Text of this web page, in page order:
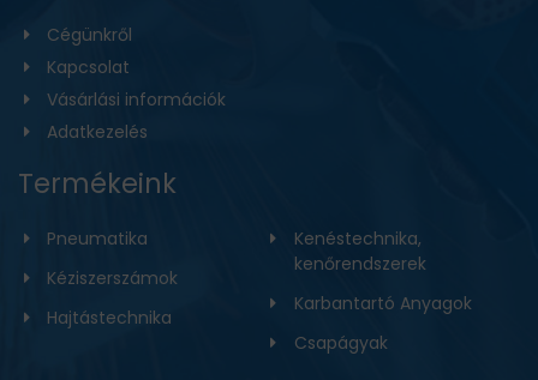
Cégünkről
Kapcsolat
Vásárlási információk
Adatkezelés
Termékeink
Pneumatika
Kéziszerszámok
Hajtástechnika
Kenéstechnika,
kenőrendszerek
Karbantartó Anyagok
Csapágyak